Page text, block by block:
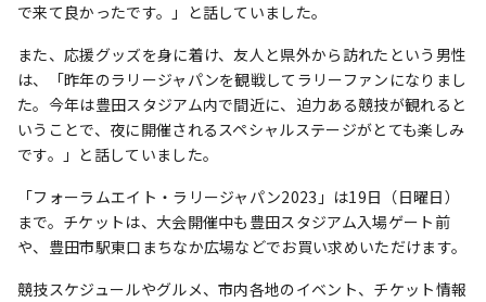
で来て良かったです。」と話していました。
また、応援グッズを身に着け、友人と県外から訪れたという男性
は、「昨年のラリージャパンを観戦してラリーファンになりまし
た。今年は豊田スタジアム内で間近に、迫力ある競技が観れると
いうことで、夜に開催されるスペシャルステージがとても楽しみ
です。」と話していました。
「フォーラムエイト・ラリージャパン2023」は19日（日曜日）
まで。チケットは、大会開催中も豊田スタジアム入場ゲート前
や、豊田市駅東口まちなか広場などでお買い求めいただけます。
競技スケジュールやグルメ、市内各地のイベント、チケット情報